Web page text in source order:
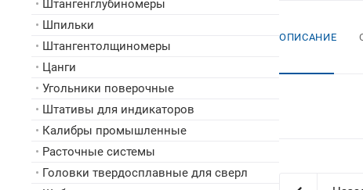
ОПИСАНИЕ
• Штангенглубиномеры
• Шпильки
• Штангентолщиномеры
• Цанги
• Угольники поверочные
• Штативы для индикаторов
• Калибры промышленные
• Расточные системы
• Головки твердосплавные для сверл